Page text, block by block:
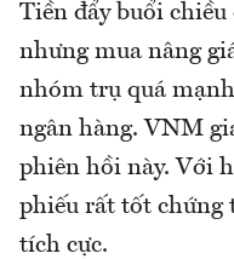
Tiền đẩy buổi
nhưng mua nâng
nhóm trụ quá
ngân hàng. VNM
phiên hồi này. Với
phiếu rất tốt chứng
tích cực.